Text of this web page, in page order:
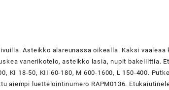
Asteikko alareunassa oikealla. Kaksi vaaleaa
vanerikotelo, asteikko lasia, nupit bakeliittia.
18-50, KII 60-180, M 600-1600, L 150-400.
aiempi luettelointinumero RAPM0136.